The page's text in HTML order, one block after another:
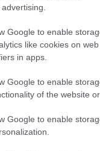
Google to enable
like cookies on
in apps.
Google to enable
of the website or
Google to enable
cari
cari
Cabras